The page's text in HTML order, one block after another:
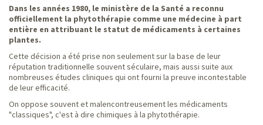
Dans les années 1980, le ministère de la Santé a reconnu
officiellement la phytothérapie comme une médecine à part
entière en attribuant le statut de médicaments à certaines
plantes.
Cette décision a été prise non seulement sur la base de leur
réputation traditionnelle souvent séculaire, mais aussi suite aux
nombreuses études cliniques qui ont fourni la preuve incontestable
de leur efficacité.
On oppose souvent et malencontreusement les médicaments
"classiques", c'est à dire chimiques à la phytothérapie.